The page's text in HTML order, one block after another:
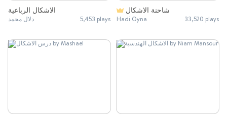
الاشكال الرباعية
دلال محمد 5,453 plays
شاحنة الاشكال
Hadi Oyna 33,520 plays